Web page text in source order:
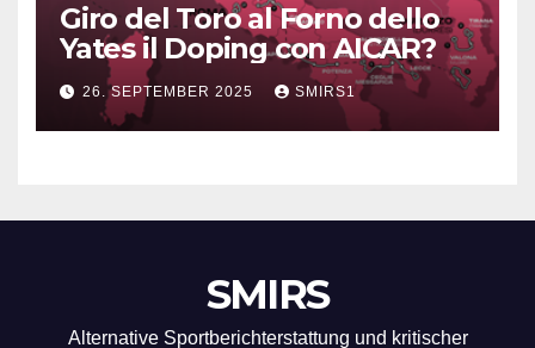
Giro del Toro al Forno dello
Yates il Doping con AICAR?
26. SEPTEMBER 2025 SMIRS1
SMIRS
Alternative Sportberichterstattung und kritischer